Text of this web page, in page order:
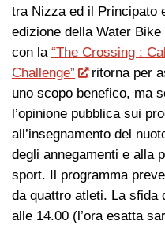
tra Nizza ed il Principato
edizione della Water
con la “The Crossing :
Challenge”
ritorna per
uno scopo benefico, ma
l’opinione pubblica sui
all’insegnamento del
degli annegamenti e alla
sport. Il programma
da quattro atleti. La sfida
alle 14.00 (l’ora esatta